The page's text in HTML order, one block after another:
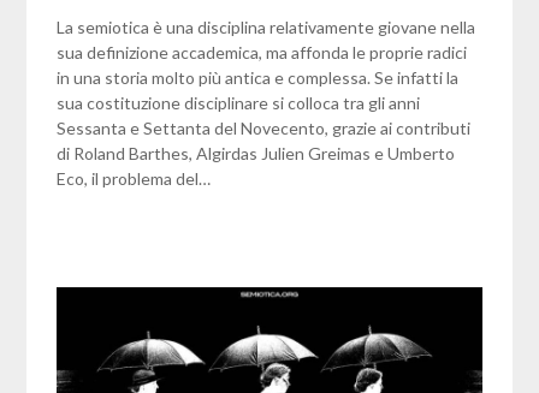
La semiotica è una disciplina relativamente giovane nella
sua definizione accademica, ma affonda le proprie radici
in una storia molto più antica e complessa. Se infatti la
sua costituzione disciplinare si colloca tra gli anni
Sessanta e Settanta del Novecento, grazie ai contributi
di Roland Barthes, Algirdas Julien Greimas e Umberto
Eco, il problema del…